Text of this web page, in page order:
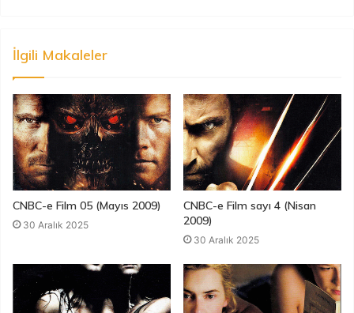
İlgili Makaleler
CNBC-e Film 05 (Mayıs 2009)
30 Aralık 2025
CNBC-e Film sayı 4 (Nisan
2009)
30 Aralık 2025